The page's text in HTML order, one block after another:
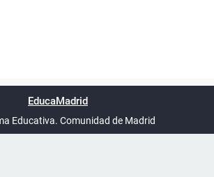
phpBB España
EducaMadrid
Educativa. Comunidad de Madrid